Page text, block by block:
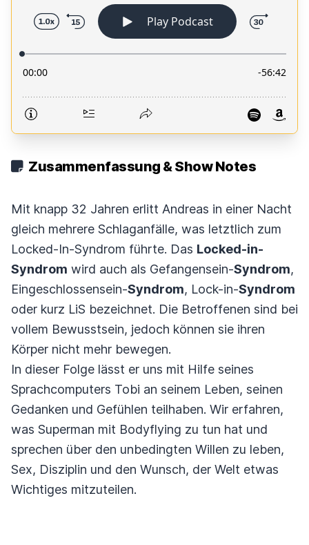
Zusammenfassung & Show Notes
Mit knapp 32 Jahren erlitt Andreas in einer Nacht
gleich mehrere Schlaganfälle, was letztlich zum
Locked-In-Syndrom führte. Das Locked-in-
Syndrom wird auch als Gefangensein-Syndrom,
Eingeschlossensein-Syndrom, Lock-in-Syndrom
oder kurz LiS bezeichnet. Die Betroffenen sind bei
vollem Bewusstsein, jedoch können sie ihren
Körper nicht mehr bewegen.
In dieser Folge lässt er uns mit Hilfe seines
Sprachcomputers Tobi an seinem Leben, seinen
Gedanken und Gefühlen teilhaben. Wir erfahren,
was Superman mit Bodyflying zu tun hat und
sprechen über den unbedingten Willen zu leben,
Sex, Disziplin und den Wunsch, der Welt etwas
Wichtiges mitzuteilen.